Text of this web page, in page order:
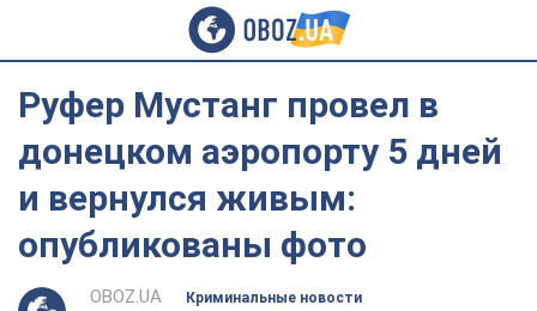
Руфер Мустанг провел в
донецком аэропорту 5 дней
и вернулся живым:
опубликованы фото
OBOZ.UA
Криминальные новости